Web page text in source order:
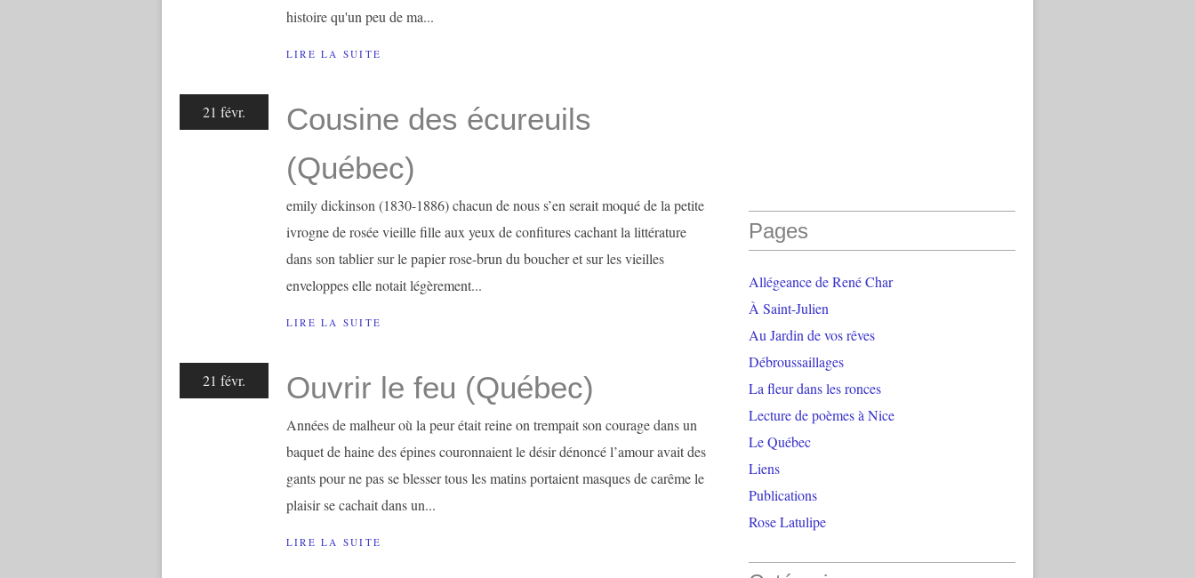
histoire qu'un peu de ma...
LIRE LA SUITE
21 févr.
Cousine des écureuils
(Québec)
emily dickinson (1830-1886) chacun de nous s’en serait moqué de la petite
ivrogne de rosée vieille fille aux yeux de confitures cachant la littérature
dans son tablier sur le papier rose-brun du boucher et sur les vieilles
enveloppes elle notait légèrement...
LIRE LA SUITE
21 févr. Ouvrir le feu (Québec)
Années de malheur où la peur était reine on trempait son courage dans un
baquet de haine des épines couronnaient le désir dénoncé l’amour avait des
gants pour ne pas se blesser tous les matins portaient masques de carême le
plaisir se cachait dans un...
LIRE LA SUITE
Pages
Allégeance de René Char
À Saint-Julien
Au Jardin de vos rêves
Débroussaillages
La fleur dans les ronces
Lecture de poèmes à Nice
Le Québec
Liens
Publications
Rose Latulipe